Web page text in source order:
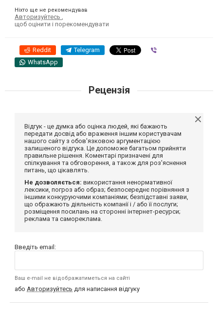
Ніхто ще не рекомендував
Авторизуйтесь
щоб оцінити і порекомендувати
Reddit Telegram
WhatsApp
Рецензія
Відгук - це думка або оцінка людей, які бажають
передати досвід або враження іншим користувачам
нашого сайту з обов'язковою аргументацією
залишеного відгука. Це допоможе багатьом прийняти
правильне рішення. Коментарі призначені для
спілкування та обговорення, а також для роз'яснення
питань, що цікавлять.
Не дозволяється: використання ненормативної
лексики, погроз або образ; безпосереднє порівняння з
іншими конкуруючими компаніями; безпідставні заяви,
що ображають діяльність компанії і / або її послуги;
розміщення посилань на сторонні інтернет-ресурси;
реклама та самореклама.
Введіть email:
Ваш e-mail не відображатиметься на сайті
або Авторизуйтесь для написання відгуку